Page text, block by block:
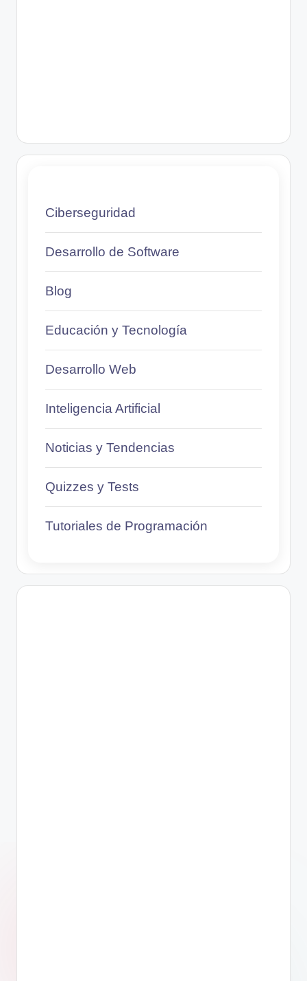
Ciberseguridad
Desarrollo de Software
Blog
Educación y Tecnología
Desarrollo Web
Inteligencia Artificial
Noticias y Tendencias
Quizzes y Tests
Tutoriales de Programación